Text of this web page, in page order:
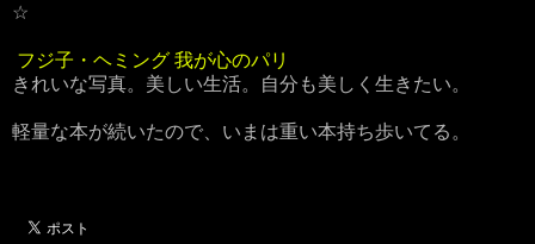
☆
フジ子・ヘミング 我が心のパリ
きれいな写真。美しい生活。自分も美しく生きたい。
軽量な本が続いたので、いまは重い本持ち歩いてる。